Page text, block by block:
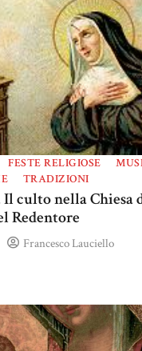
FESTE RELIGIOSE
TRADIZIONI
Il culto nella Chiesa
Redentore
Francesco Lauciello